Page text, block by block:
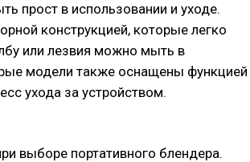
прост в использовании и уходе.
конструкцией, которые легко
или лезвия можно мыть в
модели также оснащены функцией
ухода за устройством.
выборе портативного блендера.